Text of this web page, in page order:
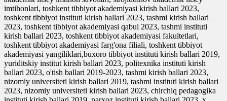
imtihonlari, toshkent tibbiyot akademiyasi kirish ballari 2023,
toshkent tibbiyot instituti kirish ballari 2023, tashmi kirish ballari
2023, toshkent tibbiyot akademiyasi qabul 2023, tashmi instituti
kirish ballari 2023, toshkent tibbiyot akademiyasi fakultetlari,
toshkent tibbiyot akademiyasi farg'ona filiali, toshkent tibbiyot
akademiyasi yangiliklari,buxoro tibbiyot instituti kirish ballari 2019,
yuriditskiy institut kirish ballari 2023, politexnika instituti kirish
ballari 2023, o'tish ballari 2019-2023, tashmi kirish ballari 2023,
nizomiy universiteti kirish ballari 2019, tashmi instituti kirish ballari
2023, nizomiy universiteti kirish ballari 2023, chirchiq pedagogika